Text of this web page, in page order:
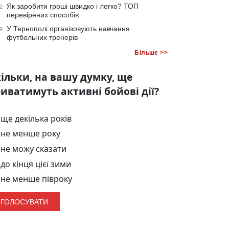
Як заробити гроші швидко і легко? ТОП
перевірених способів
У Тернополі організовують навчання
футбольних тренерів
Більше >>
на вашу думку, ще
активні бойові дії?
ще декілька років
не менше року
не можу сказати
до кінця цієї зими
не менше півроку